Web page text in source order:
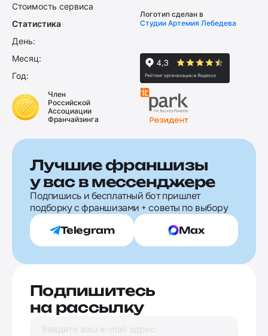
Стоимость сервиса
Статистика
День:
Месяц:
Год:
Логотип сделан в
Студии Артемия Лебедева
Член
Российской
Ассоциации
Франчайзинга
Лучшие франшизы
у вас в мессенджере
Подпишись и бесплатный бот пришлет
подборку с франшизами + советы по выбору
Telegram Max
Подпишитесь
на рассылку